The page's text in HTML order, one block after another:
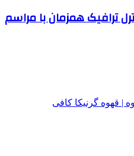
ترافیک همزمان با مراسم
| قهوه گرنیکا کافی